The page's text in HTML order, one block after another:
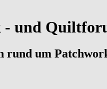
- und
rund um